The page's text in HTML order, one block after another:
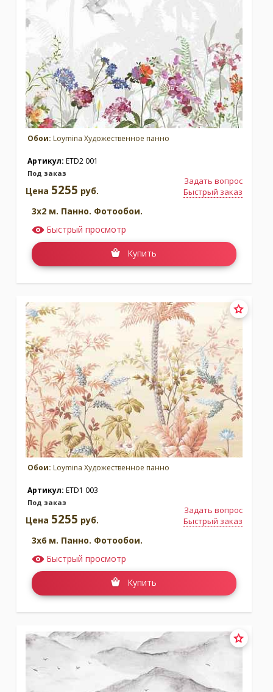
Обои: Loymina Художественное панно
Артикул: ETD2 001
Под заказ
Задать вопрос
Быстрый заказ
Цена 5255 руб.
3x2 м. Панно. Фотообои.
Быстрый просмотр
Купить
Обои: Loymina Художественное панно
Артикул: ETD1 003
Под заказ
Задать вопрос
Быстрый заказ
Цена 5255 руб.
3x6 м. Панно. Фотообои.
Быстрый просмотр
Купить